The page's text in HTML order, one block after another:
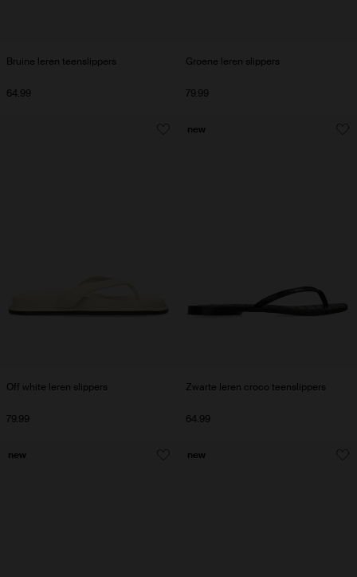
Bruine leren teenslippers
64.99
Groene leren slippers
79.99
Off white leren slippers
79.99
Zwarte leren croco teenslippers
64.99
new
new new